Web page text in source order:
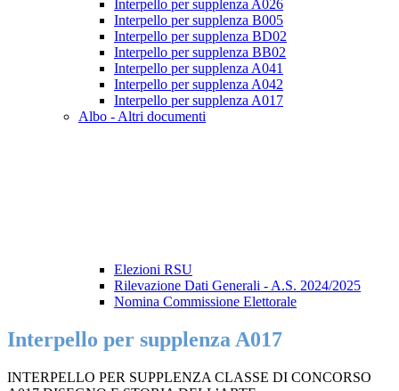
Interpello per supplenza A026
Interpello per supplenza B005
Interpello per supplenza BD02
Interpello per supplenza BB02
Interpello per supplenza A041
Interpello per supplenza A042
Interpello per supplenza A017
Albo - Altri documenti
Elezioni RSU
Rilevazione Dati Generali - A.S. 2024/2025
Nomina Commissione Elettorale
Interpello per supplenza A017
INTERPELLO PER SUPPLENZA CLASSE DI CONCORSO